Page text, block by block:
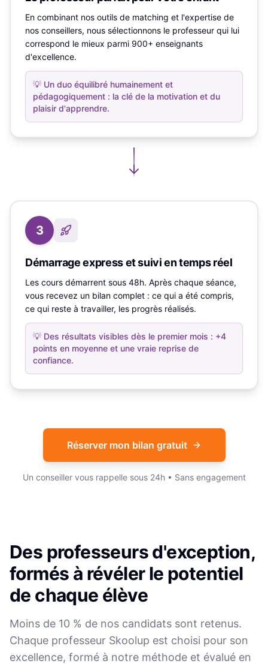
En combinant nos outils de matching et l'expertise de
nos conseillers, nous sélectionnons le professeur qui lui
correspond le mieux parmi 900+ enseignants
d'excellence.
💡 Un duo équilibré humainement et
pédagogiquement : la clé de la motivation et du
plaisir d'apprendre.
3
Démarrage express et suivi en temps réel
Les cours démarrent sous 48h. Après chaque séance,
vous recevez un bilan complet : ce qui a été compris,
ce qui reste à travailler, les progrès réalisés.
💡 Des résultats visibles dès le premier mois : +4
points en moyenne et une vraie reprise de
confiance.
Réserver mon bilan gratuit
Un conseiller vous rappelle sous 24h • Sans engagement
Des professeurs d'exception,
formés à révéler le potentiel
de chaque élève
Moins de 10 % de nos candidats sont retenus.
Chaque professeur Skoolup est choisi pour son
excellence, formé à notre méthode et évalué en